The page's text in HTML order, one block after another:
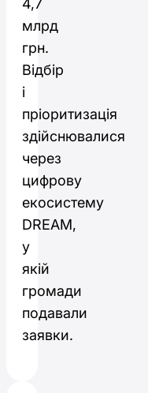
4,7
млрд
грн.
Відбір
і
пріоритизація
здійснювалися
через
цифрову
екосистему
DREAM,
у
якій
громади
подавали
заявки.